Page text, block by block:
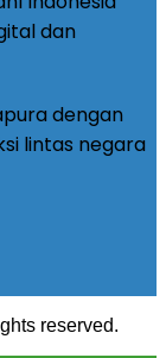
reserved.